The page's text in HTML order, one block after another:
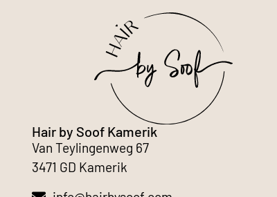
Hair by Soof Kamerik
Van Teylingenweg 67
3471 GD Kamerik